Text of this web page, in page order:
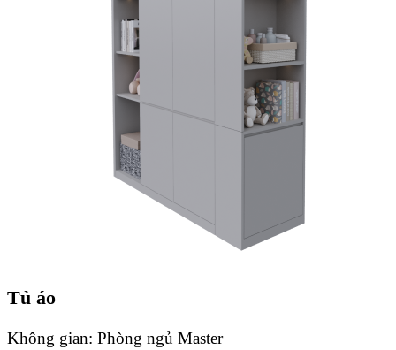
Tủ áo
Không gian: Phòng ngủ Master